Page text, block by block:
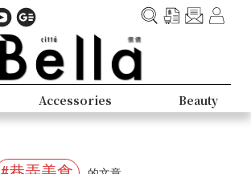
Accessories Beauty